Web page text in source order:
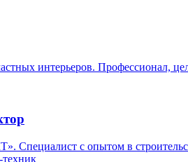
интерьеров. Профессионал,
с опытом в